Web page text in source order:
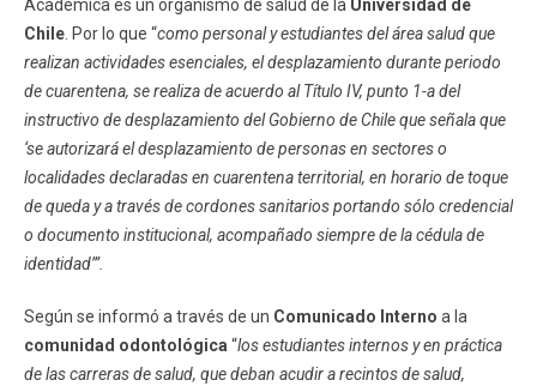
Académica es un organismo de salud de la Universidad de
Chile. Por lo que “como personal y estudiantes del área salud que
realizan actividades esenciales, el desplazamiento durante periodo
de cuarentena, se realiza de acuerdo al Título IV, punto 1-a del
instructivo de desplazamiento del Gobierno de Chile que señala que
‘se autorizará el desplazamiento de personas en sectores o
localidades declaradas en cuarentena territorial, en horario de toque
de queda y a través de cordones sanitarios portando sólo credencial
o documento institucional, acompañado siempre de la cédula de
identidad’”.
Según se informó a través de un Comunicado Interno a la
comunidad odontológica “los estudiantes internos y en práctica
de las carreras de salud, que deban acudir a recintos de salud,